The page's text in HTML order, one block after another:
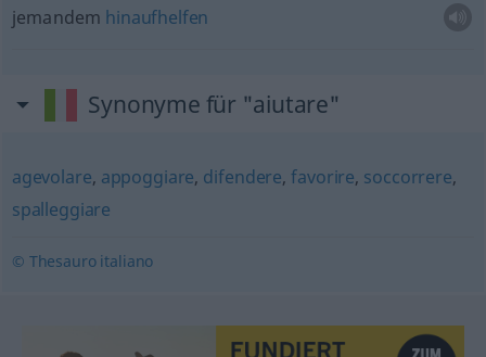
jemandem hinaufhelfen
Synonyme für "aiutare"
agevolare, appoggiare, difendere,favorire, soccorrere,
spalleggiare
© Thesauro italiano